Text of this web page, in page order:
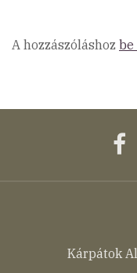
A hozzászóláshoz
Kárpátok